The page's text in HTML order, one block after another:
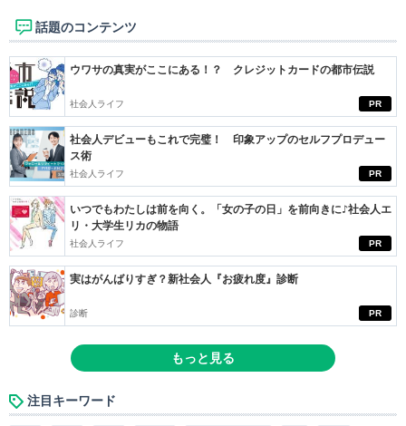
話題のコンテンツ
PR
ウワサの真実がここにある！？ クレジットカードの都市伝説
社会人ライフ
PR
社会人デビューもこれで完璧！ 印象アップのセルフプロデュー
ス術
社会人ライフ
PR
いつでもわたしは前を向く。「女の子の日」を前向きに♪社会人エ
リ・大学生リカの物語
社会人ライフ
PR
実はがんばりすぎ？新社会人『お疲れ度』診断
診断
もっと見る
注目キーワード